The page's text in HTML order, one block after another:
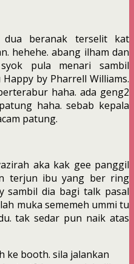
beranak terselit kat
hehehe. abang ilham dan
pula menari sambil
by Pharrell Williams.
haha. ada geng2
haha. sebab kepala
patung.
aka kak gee panggil
terjun ibu yang ber ring
sambil dia bagi talk pasal
muka sememeh ummi tu
tak sedar pun naik atas
ke booth. sila jalankan